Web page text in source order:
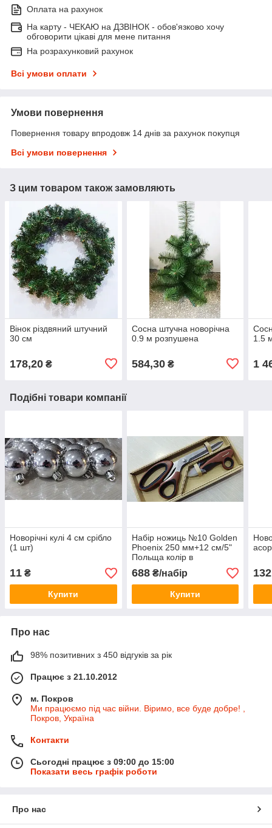
Оплата на рахунок
На карту - ЧЕКАЮ на ДЗВІНОК - обов'язково хочу
обговорити цікаві для мене питання
На розрахунковий рахунок
Всі умови оплати
Умови повернення
Повернення товару впродовж 14 днів за рахунок покупця
Всі умови повернення
З цим товаром також замовляють
Вінок різдвяний штучний
30 см
178,20 ₴
Сосна штучна новорічна
0.9 м розпушена
584,30₴
1.5
1
Подібні товари компанії
Новорічні кулі 4 см срібло
(1 шт)
11 ₴
Купити
Набір ножиць №10 Golden
Phoenix 250 мм+12 см/5"
Польща колір в
асортименті
688₴/набір
Купити
132
Про нас
98% позитивних з 450 відгуків за рік
Працює з 21.10.2012
м. Покров
Ми працюємо під час війни. Віримо, все буде добре! ,
Покров, Україна
Контакти
Сьогодні працює з 09:00 до 15:00
Показати весь графік роботи
Про нас